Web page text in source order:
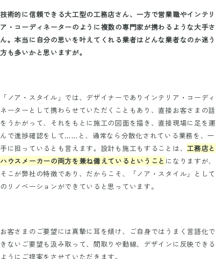
技術的に信頼できる大工型の工務店さん、一方で営業職やインテリ
ア・コーディネーターのように複数の専門家が携わるような大手さ
ん。本当に自分の思いを叶えてくれる業者はどんな業者なのか迷う
方も多いかと思いますが。
「ノア・スタイル」では、デザイナーでありインテリア・コーディ
ネーターとして携わらせていただくこともあり、直接お客さまの話
をうかがって、それをもとに施工の図面を描き、直接現場に足を運
んで進捗確認をして……と、通常なら分散化されている業務を、一
手に担っているとも言えます。設計も施工もすることは、工務店と
ハウスメーカーの両方を兼ね備えているということ になりますが、
そこが弊社の特徴であり、だからこそ、「ノア・スタイル」として
のリノベーションができていると思っています。
お客さまのご要望には真摯に耳を傾け、ご自身ではうまく言語化で
きないご要望も汲み取って、間取りや動線、デザインに反映できる
ようにご提案をさせていただきます。